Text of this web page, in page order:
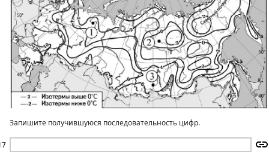
Запишите получившуюся последовательность цифр.